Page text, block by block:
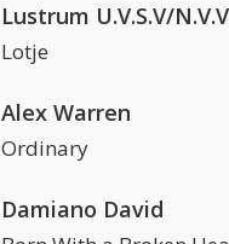
Lotje
Alex Warren
Ordinary
Damiano David